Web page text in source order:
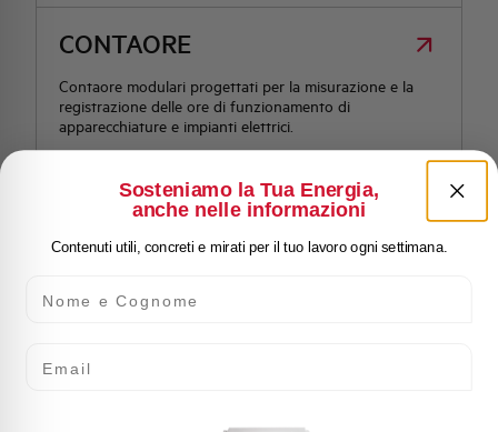
CONTAORE
Contaore modulari progettati per la misurazione e la
registrazione delle ore di funzionamento di
apparecchiature e impianti elettrici.
Sosteniamo la Tua Energia,
anche nelle informazioni
Contenuti utili, concreti e mirati per il tuo lavoro ogni settimana.